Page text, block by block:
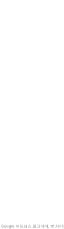
Google 애드센스 광고이며, 본 사이